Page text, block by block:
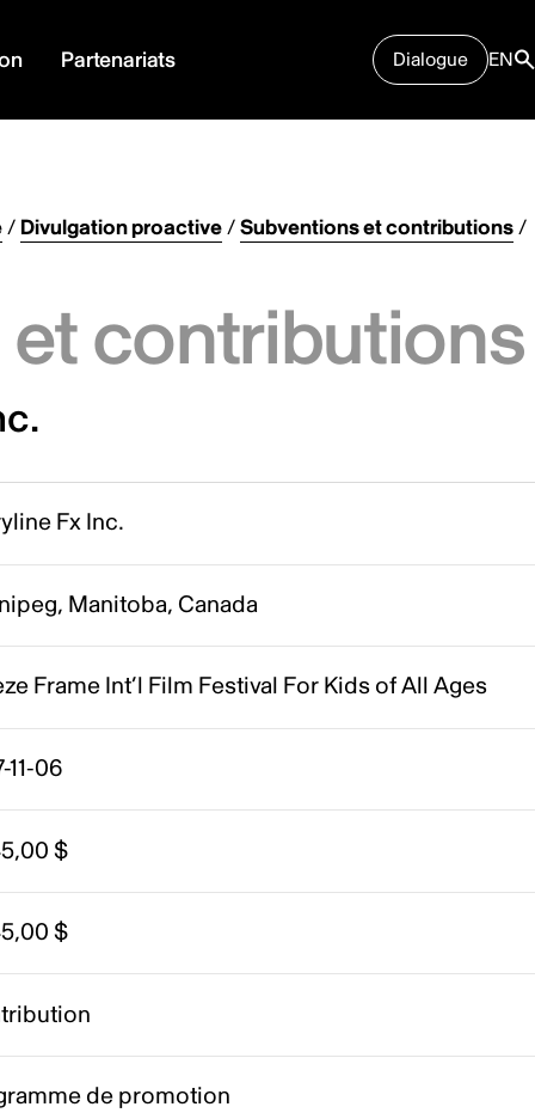
Partenariats Dialogue EN
/ Divulgation proactive/Subventions et contributions/
contributions
Fx Inc.
Manitoba, Canada
Frame Int’l Film Festival For Kids of All Ages
11-06
$
$
de promotion